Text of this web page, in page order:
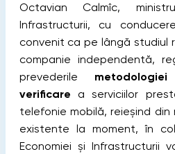
Octavian Calmîc,
Infrastructurii, cu
convenit ca pe lângă studiul
companie independentă,
prevederile
verificare a serviciilor
telefonie mobilă, reieșind
existente la moment, în
Economiei și Infrastructurii